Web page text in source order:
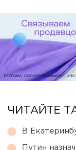
ЧИТАЙТЕ
В
Путин